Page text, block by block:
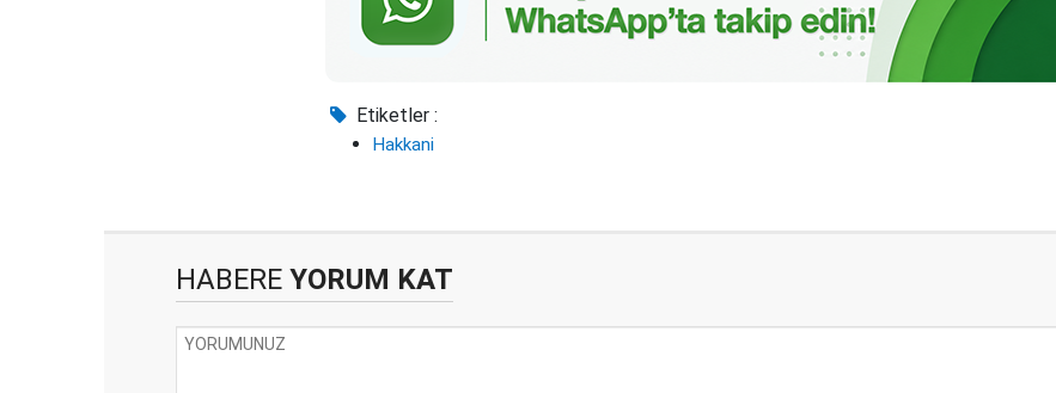
Etiketler :
Hakkani
HABERE YORUM KAT